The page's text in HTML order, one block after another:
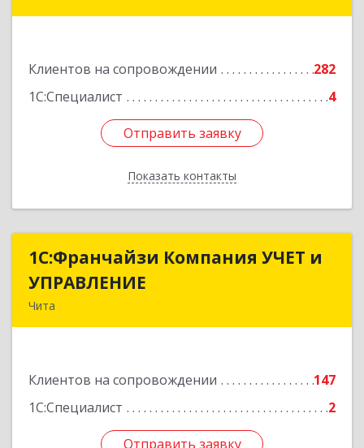
Клиентов на сопровождении
282
1С:Специалист
4
Отправить заявку
Показать контакты
Отправить заявку
Назад
1С:Франчайзи Компания УЧЕТ и
УПРАВЛЕНИЕ
Чита
Клиентов на сопровождении
147
1С:Специалист
2
Отправить заявку
1С:Франчайзи Компания УЧЕТ и
Подробнее
Отправить заявку